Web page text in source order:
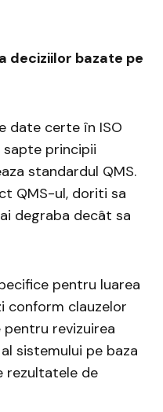
deciziilor bazate pe
date certe în ISO
principii
standardul QMS.
QMS-ul, doriti sa
degraba decât sa
pentru luarea
conform clauzelor
pentru revizuirea
sistemului pe baza
rezultatele de